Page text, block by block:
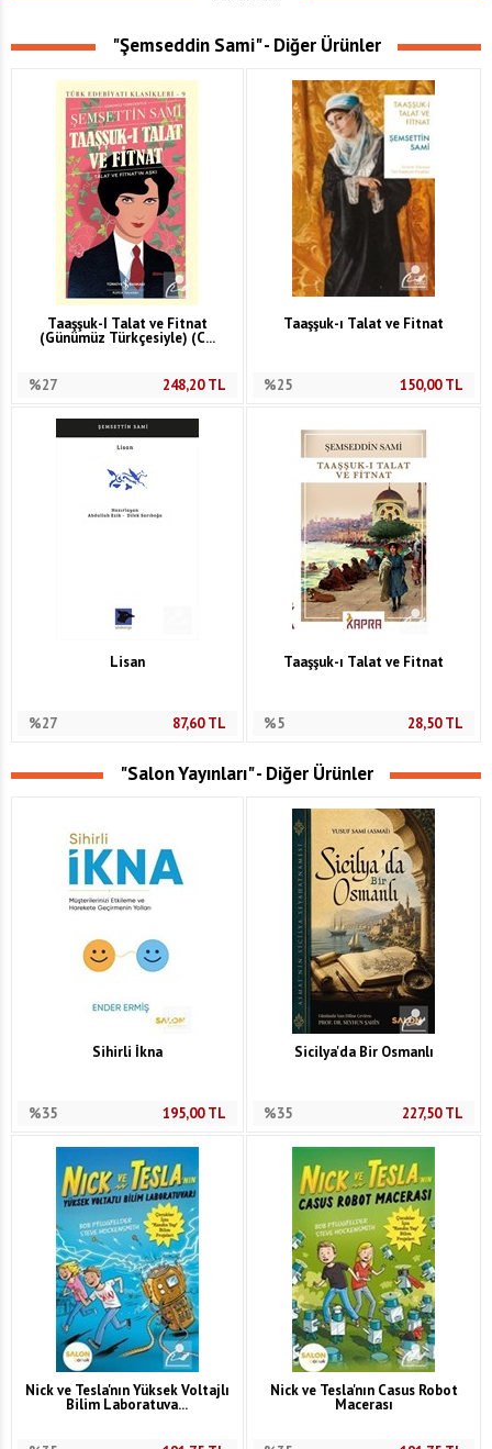
"Şemseddin Sami" - Diğer Ürünler
Taaşşuk-I Talat ve Fitnat
(Günümüz Türkçesiyle) (C...
%27 248,20TL
Taaşşuk-ı Talat ve Fitnat
%25 150,00TL
Lisan
%27 87,60TL
Taaşşuk-ı Talat ve Fitnat
%5 28,50TL
"Salon Yayınları" - Diğer Ürünler
Sihirli İkna
%35 195,00TL
Sicilya'da Bir Osmanlı
%35 227,50TL
Nick ve Tesla'nın Yüksek Voltajlı
Bilim Laboratuva...
Nick ve Tesla'nın Casus Robot
Macerası